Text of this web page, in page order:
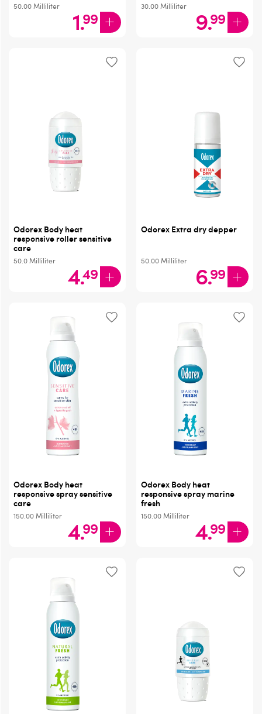
50.00 Milliliter 1.99
30.00 Milliliter 9.99
Odorex Body heat
responsive roller sensitive
care
50.0Milliliter 4.49
Odorex Extra dry depper
50.00Milliliter 6.99
Odorex Body heat
responsive spray sensitive
care
150.00 Milliliter 4.99
Odorex Body heat
responsive spray marine
fresh
150.00 Milliliter 4.99